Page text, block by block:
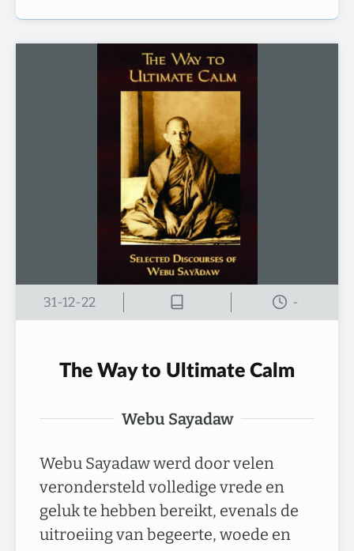
31-12-22 -
The Way to Ultimate Calm
Webu Sayadaw
Webu Sayadaw werd door velen
verondersteld volledige vrede en
geluk te hebben bereikt, evenals de
uitroeiing van begeerte, woede en